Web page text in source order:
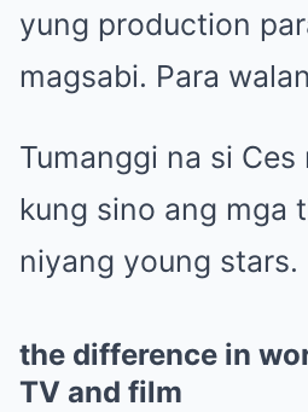
yung production
magsabi. Para
Tumanggi na si
kung sino ang mga
niyang young stars.
the difference in
TV and film